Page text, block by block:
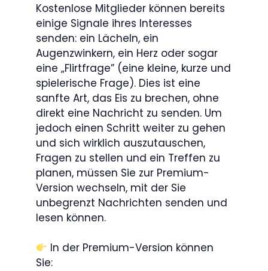
Kostenlose Mitglieder können bereits
einige Signale ihres Interesses
senden: ein Lächeln, ein
Augenzwinkern, ein Herz oder sogar
eine „Flirtfrage” (eine kleine, kurze und
spielerische Frage). Dies ist eine
sanfte Art, das Eis zu brechen, ohne
direkt eine Nachricht zu senden. Um
jedoch einen Schritt weiter zu gehen
und sich wirklich auszutauschen,
Fragen zu stellen und ein Treffen zu
planen, müssen Sie zur Premium-
Version wechseln, mit der Sie
unbegrenzt Nachrichten senden und
lesen können.
In der Premium-Version können
Sie: